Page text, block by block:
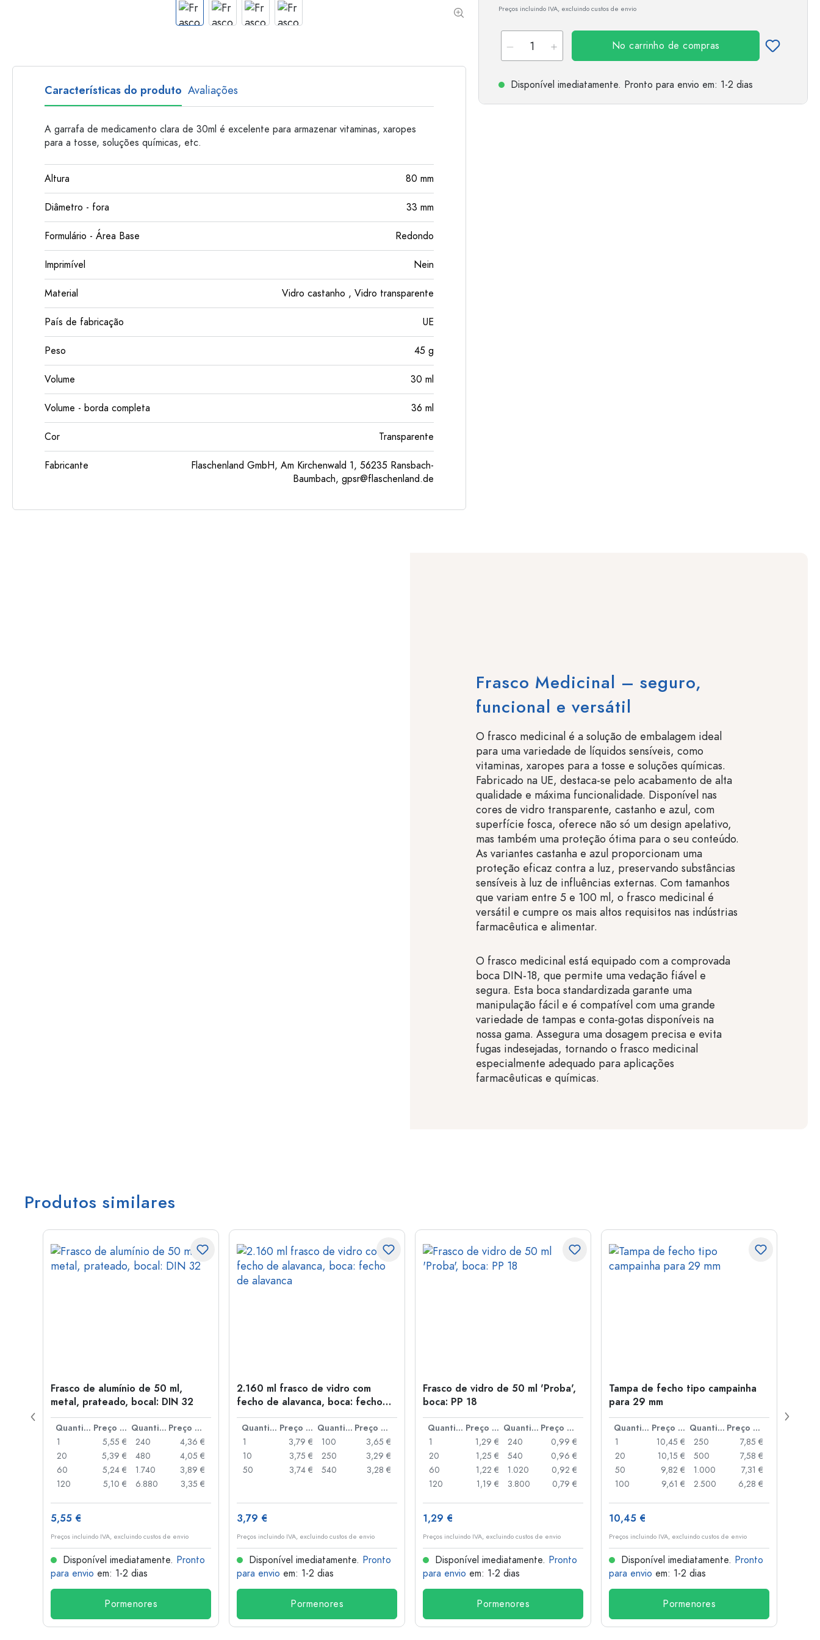
Garrafas de plastico
Preços incluindo IVA, excluindo custos de envio
No carrinho de compras
Disponível imediatamente. Pronto para envio em: 1-2 dias
Características do produto Avaliações
A garrafa de medicamento clara de 30ml é excelente para armazenar vitaminas, xaropes
para a tosse, soluções químicas, etc.
Altura 80 mm
Diâmetro - fora 33 mm
Formulário - Área Base Redondo
Imprimível Nein
Material Vidro castanho , Vidro transparente
País de fabricação UE
Peso 45 g
Volume 30 ml
Volume - borda completa 36 ml
Cor Transparente
Fabricante
Flaschenland GmbH, Am Kirchenwald 1, 56235 Ransbach-
Baumbach, gpsr@flaschenland.de
Frasco Medicinal – seguro,
funcional e versátil
O frasco medicinal é a solução de embalagem ideal
para uma variedade de líquidos sensíveis, como
vitaminas, xaropes para a tosse e soluções químicas.
Fabricado na UE, destaca-se pelo acabamento de alta
qualidade e máxima funcionalidade. Disponível nas
cores de vidro transparente, castanho e azul, com
superfície fosca, oferece não só um design apelativo,
mas também uma proteção ótima para o seu conteúdo.
As variantes castanha e azul proporcionam uma
proteção eficaz contra a luz, preservando substâncias
sensíveis à luz de influências externas. Com tamanhos
que variam entre 5 e 100 ml, o frasco medicinal é
versátil e cumpre os mais altos requisitos nas indústrias
farmacêutica e alimentar.
O frasco medicinal está equipado com a comprovada
boca DIN-18, que permite uma vedação fiável e
segura. Esta boca standardizada garante uma
manipulação fácil e é compatível com uma grande
variedade de tampas e conta-gotas disponíveis na
nossa gama. Assegura uma dosagem precisa e evita
fugas indesejadas, tornando o frasco medicinal
especialmente adequado para aplicações
farmacêuticas e químicas.
Produtos similares
Frasco de alumínio de 50 ml,
metal, prateado, bocal: DIN 32
Quantidade Preço por peça Quantidade
Preço por peça
1
5,55 €
20
5,39 €
60
5,24 €
120
5,10 €
240
4,36 €
480
4,05 €
1.740
3,89 €
6.880
3,35 €
5,55 €
Preços incluindo IVA, excluindo custos de envio
Disponível imediatamente. Pronto
para envio em: 1-2 dias
Pormenores
2.160 ml frasco de vidro com
fecho de alavanca, boca: fecho
de alavanca
Quantidade Preço por peça Quantidade
Preço por peça
1
3,79 €
10
3,75 €
50
3,74 €
100
3,65 €
250
3,29 €
540
3,28 €
3,79 €
Preços incluindo IVA, excluindo custos de envio
Disponível imediatamente. Pronto
para envio em: 1-2 dias
Pormenores
Frasco de vidro de 50 ml 'Proba',
boca: PP 18
Quantidade Preço por peça Quantidade
Preço por peça
1
1,29 €
20
1,25 €
60
1,22 €
120
1,19 €
240
0,99 €
540
0,96 €
1.020
0,92 €
3.800
0,79 €
1,29 €
Preços incluindo IVA, excluindo custos de envio
Disponível imediatamente. Pronto
para envio em: 1-2 dias
Pormenores
Tampa de fecho tipo campainha
para 29 mm
Quantidade Preço por peça Quantidade
Preço por peça
1
10,45 €
20
10,15 €
50
9,82 €
100
9,61 €
250
7,85 €
500
7,58 €
1.000
7,31 €
2.500
6,28 €
10,45 €
Preços incluindo IVA, excluindo custos de envio
Disponível imediatamente. Pronto
para envio em: 1-2 dias
Pormenores